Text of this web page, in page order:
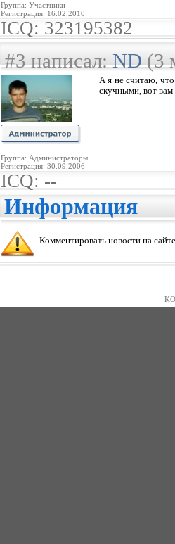
Группа: Участники
Регистрация: 16.02.2010
ICQ: 323195382
#3 написал:ND(3
Группа: Администраторы
Регистрация: 30.09.2006
А я не считаю,
скучными, вот вам
ICQ: --
Информация
Комментировать новости на